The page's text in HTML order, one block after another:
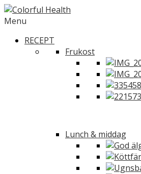
Menu
RECEPT
Frukost
Lunch & middag